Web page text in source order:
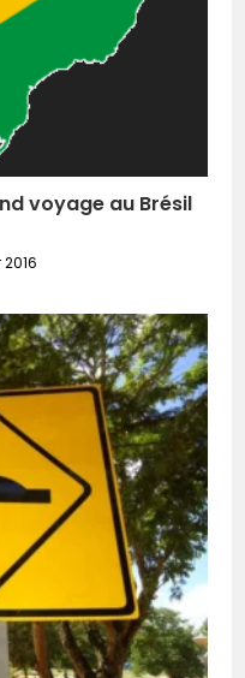
voyage au Brésil